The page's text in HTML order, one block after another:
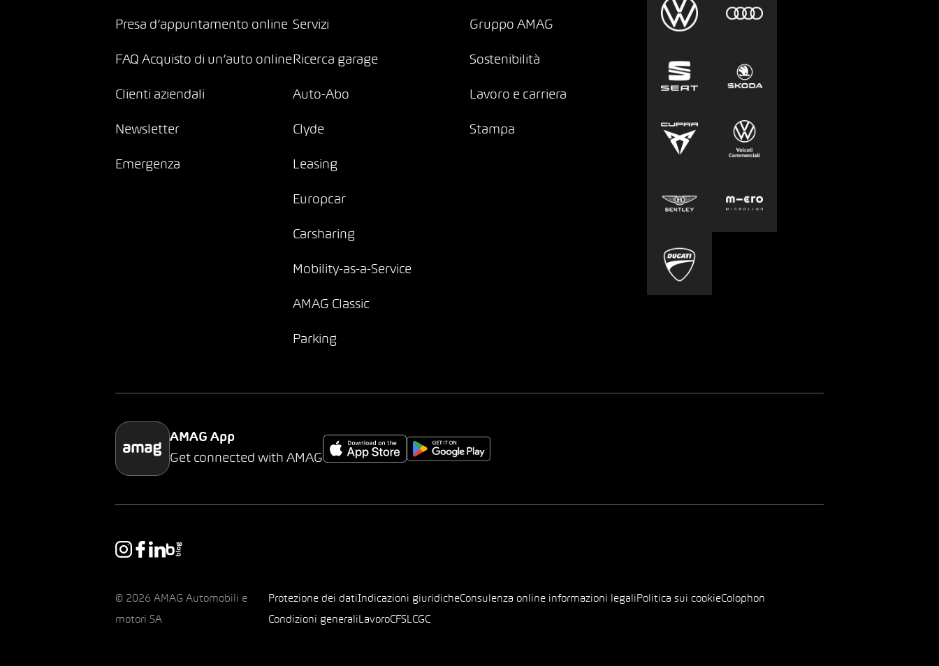
Presa d’appuntamento online
FAQ Acquisto di un’auto online
Clienti aziendali
Newsletter
Emergenza
Servizi
Ricerca garage
Auto-Abo
Clyde
Leasing
Europcar
Carsharing
Mobility-as-a-Service
AMAG Classic
Parking
Gruppo AMAG
Sostenibilità
Lavoro e carriera
Stampa
AMAG App
Get connected with AMAG
© 2026 AMAG Automobili e
motori SA
Protezione dei datiIndicazioni giuridicheConsulenza online informazioni legali Politica sui cookieColophon
Condizioni generali LavoroCFSLCGC